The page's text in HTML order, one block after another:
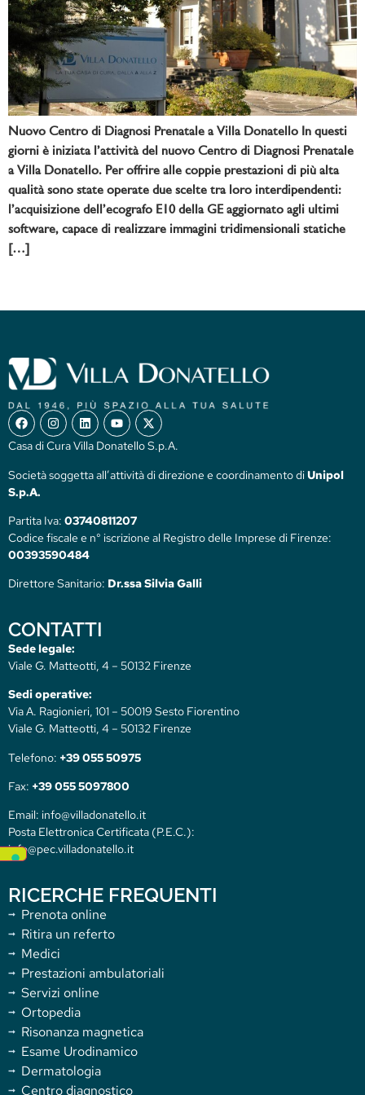
Nuovo Centro di Diagnosi Prenatale a Villa Donatello In questi
giorni è iniziata l’attività del nuovo Centro di Diagnosi Prenatale
a Villa Donatello. Per offrire alle coppie prestazioni di più alta
qualità sono state operate due scelte tra loro interdipendenti:
l’acquisizione dell’ecografo E10 della GE aggiornato agli ultimi
software, capace di realizzare immagini tridimensionali statiche
[…]
Casa di Cura Villa Donatello S.p.A.
Società soggetta all’attività di direzione e coordinamento diUnipol
S.p.A.
Partita Iva: 03740811207
Codice fiscale e n° iscrizione al Registro delle Imprese di Firenze:
00393590484
Direttore Sanitario: Dr.ssa Silvia Galli
CONTATTI
Sede legale:
Viale G. Matteotti, 4 – 50132 Firenze
Sedi operative:
Via A. Ragionieri, 101 – 50019 Sesto Fiorentino
Viale G. Matteotti, 4 – 50132 Firenze
Telefono: +39 055 50975
Fax: +39 055 5097800
Email: info@villadonatello.it
Posta Elettronica Certificata (P.E.C.):
info@pec.villadonatello.it
RICERCHE FREQUENTI
Prenota online
Ritira un referto
Medici
Prestazioni ambulatoriali
Servizi online
Ortopedia
Risonanza magnetica
Esame Urodinamico
Dermatologia
Centro diagnostico